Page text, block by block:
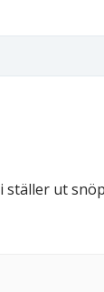
ställer ut